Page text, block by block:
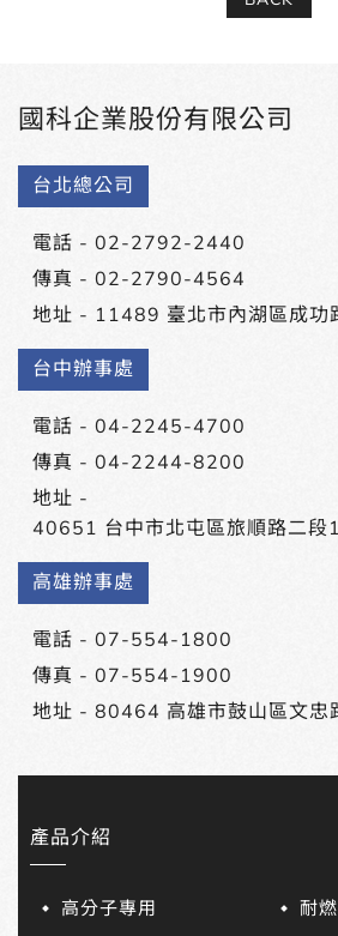
國科企業股份有限公司
台北總公司
電話 - 02-2792-2440
傳真 - 02-2790-4564
地址 - 11489 臺北市內湖區成
台中辦事處
電話 - 04-2245-4700
傳真 - 04-2244-8200
地址 -
40651 台中市北屯區旅順路二
高雄辦事處
電話 - 07-554-1800
傳真 - 07-554-1900
地址 - 80464 高雄市鼓山區文
產品介紹
高分子專用
耐